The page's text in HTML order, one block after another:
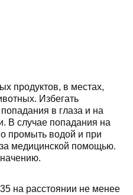
продуктов, в местах,
Избегать
в глаза и на
В случае попадания на
промыть водой и при
медицинской помощью.
на расстоянии не менее